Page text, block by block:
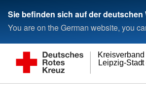
Sie befinden sich auf der deutschen
You are on the German website, you
Leipzig-Stadt
Kreisverband